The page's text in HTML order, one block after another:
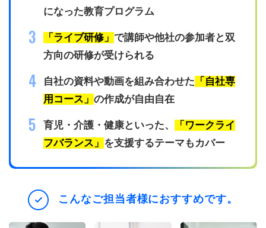
になった教育プログラム​
「ライブ研修」 で講師や他社の参加者と双
方向の研修が受けられる
自社の資料や動画を組み合わせた 「自社専
用コース」 の作成が自由自在
育児・介護・健康といった、
「ワークライ
フバランス」 を支援するテーマもカバー
こんなご担当者様におすすめです。